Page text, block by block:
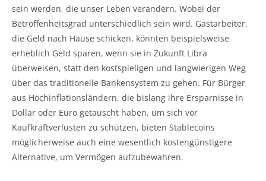
sein werden, die unser Leben verändern. Wobei der
Betroffenheitsgrad unterschiedlich sein wird. Gastarbeiter,
die Geld nach Hause schicken, könnten beispielsweise
erheblich Geld sparen, wenn sie in Zukunft Libra
überweisen, statt den kostspieligen und langwierigen Weg
über das traditionelle Bankensystem zu gehen. Für Bürger
aus Hochinflationsländern, die bislang ihre Ersparnisse in
Dollar oder Euro getauscht haben, um sich vor
Kaufkraftverlusten zu schützen, bieten Stablecoins
möglicherweise auch eine wesentlich kostengünstigere
Alternative, um Vermögen aufzubewahren.